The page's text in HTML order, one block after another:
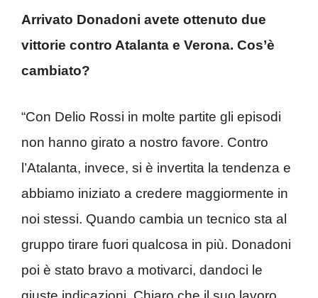
Arrivato Donadoni avete ottenuto due
vittorie contro Atalanta e Verona. Cos’è
cambiato?
“Con Delio Rossi in molte partite gli episodi
non hanno girato a nostro favore. Contro
l’Atalanta, invece, si è invertita la tendenza e
abbiamo iniziato a credere maggiormente in
noi stessi. Quando cambia un tecnico sta al
gruppo tirare fuori qualcosa in più. Donadoni
poi è stato bravo a motivarci, dandoci le